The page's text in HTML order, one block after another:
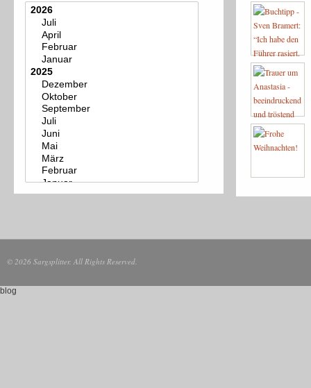
© 2026 Sargsplitter. All Rights Reserved.
blog